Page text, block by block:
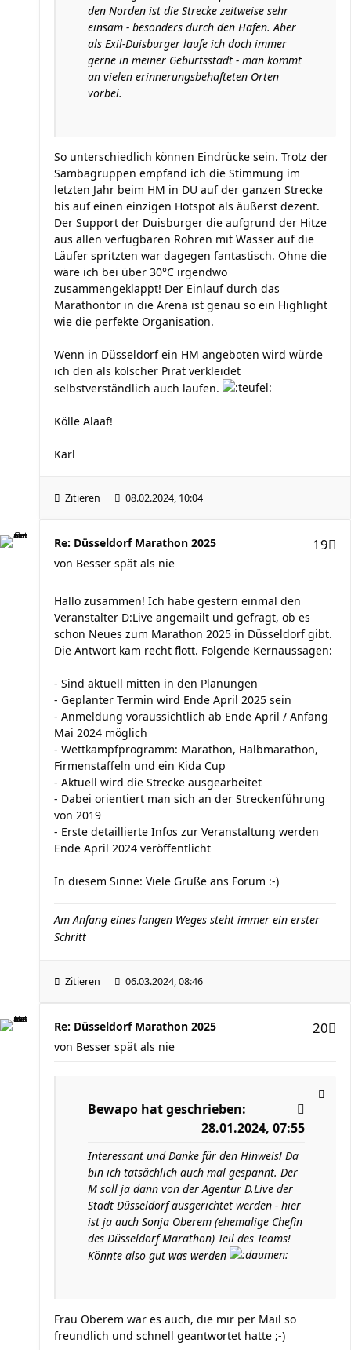
den Norden ist die Strecke zeitweise sehr
einsam - besonders durch den Hafen. Aber
als Exil-Duisburger laufe ich doch immer
gerne in meiner Geburtsstadt - man kommt
an vielen erinnerungsbehafteten Orten
vorbei.
So unterschiedlich können Eindrücke sein. Trotz der
Sambagruppen empfand ich die Stimmung im
letzten Jahr beim HM in DU auf der ganzen Strecke
bis auf einen einzigen Hotspot als äußerst dezent.
Der Support der Duisburger die aufgrund der Hitze
aus allen verfügbaren Rohren mit Wasser auf die
Läufer spritzten war dagegen fantastisch. Ohne die
wäre ich bei über 30°C irgendwo
zusammengeklappt! Der Einlauf durch das
Marathontor in die Arena ist genau so ein Highlight
wie die perfekte Organisation.
Wenn in Düsseldorf ein HM angeboten wird würde
ich den als kölscher Pirat verkleidet
selbstverständlich auch laufen.
Kölle Alaaf!
Karl
Zitieren 08.02.2024, 10:04
Re: Düsseldorf Marathon 2025 19
von Besser spät als nie
Hallo zusammen! Ich habe gestern einmal den
Veranstalter D:Live angemailt und gefragt, ob es
schon Neues zum Marathon 2025 in Düsseldorf gibt.
Die Antwort kam recht flott. Folgende Kernaussagen:
- Sind aktuell mitten in den Planungen
- Geplanter Termin wird Ende April 2025 sein
- Anmeldung voraussichtlich ab Ende April / Anfang
Mai 2024 möglich
- Wettkampfprogramm: Marathon, Halbmarathon,
Firmenstaffeln und ein Kida Cup
- Aktuell wird die Strecke ausgearbeitet
- Dabei orientiert man sich an der Streckenführung
von 2019
- Erste detaillierte Infos zur Veranstaltung werden
Ende April 2024 veröffentlicht
In diesem Sinne: Viele Grüße ans Forum :-)
Am Anfang eines langen Weges steht immer ein erster
Schritt
Zitieren 06.03.2024, 08:46
Re: Düsseldorf Marathon 2025 20
von Besser spät als nie
Bewapo hat geschrieben:
28.01.2024, 07:55
Interessant und Danke für den Hinweis! Da
bin ich tatsächlich auch mal gespannt. Der
M soll ja dann von der Agentur D.Live der
Stadt Düsseldorf ausgerichtet werden - hier
ist ja auch Sonja Oberem (ehemalige Chefin
des Düsseldorf Marathon) Teil des Teams!
Könnte also gut was werden
Frau Oberem war es auch, die mir per Mail so
freundlich und schnell geantwortet hatte ;-)